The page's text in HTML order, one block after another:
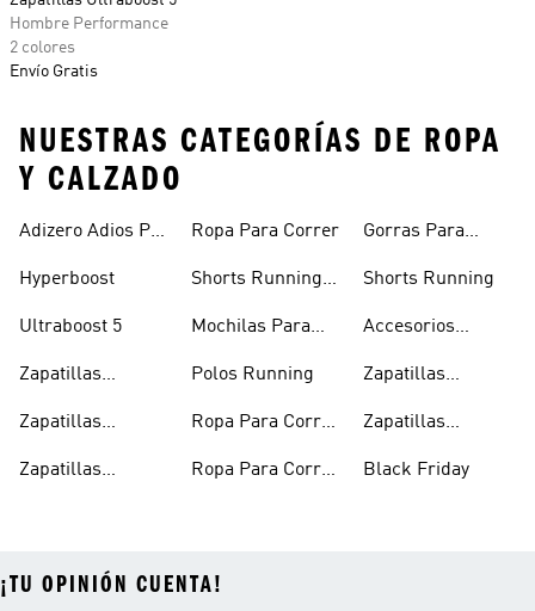
Hombre Performance
2 colores
Envío Gratis
NUESTRAS CATEGORÍAS DE ROPA
Y CALZADO
Adizero Adios Pro
Hyperboost
Ultraboost 5
Zapatillas
Zapatillas
Zapatillas
Ropa Para Correr
Shorts Running
Mochilas Para
Polos Running
Ropa Para Correr
Ropa Para Correr
Gorras Para
Shorts Running
Accesorios
Zapatillas
Oferta
Zapatillas
Black Friday
¡TU OPINIÓN CUENTA!